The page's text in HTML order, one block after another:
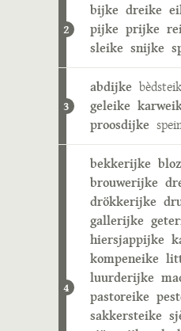
2
bijke dreike
pijke prijke
sleike snijke
3
abdijke
geleike
proosdijke
4
bekkerijke
brouwerijke
drökkerijke
gallerijke
hiersjappijke
kompeneike
luurderijke
pastoreike
sakkersteike